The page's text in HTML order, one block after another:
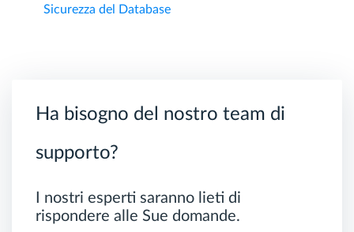
Sicurezza del Database
Ha bisogno del nostro team di
supporto?
I nostri esperti saranno lieti di
rispondere alle Sue domande.